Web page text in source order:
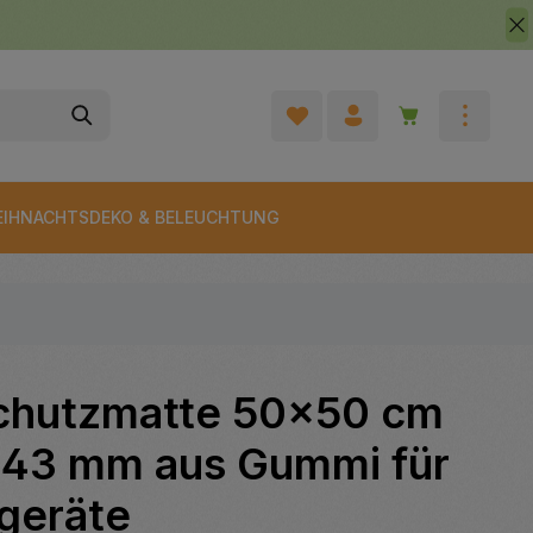
Warenkorb
& BELEUCHTUNG
50x50 cm
mm aus Gummi für